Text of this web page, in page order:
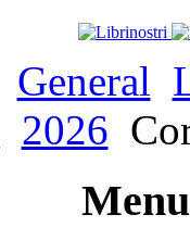
General
2026